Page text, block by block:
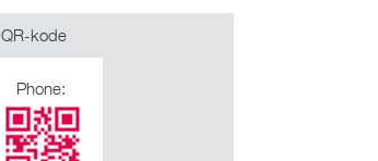
QR-kode
Phone: